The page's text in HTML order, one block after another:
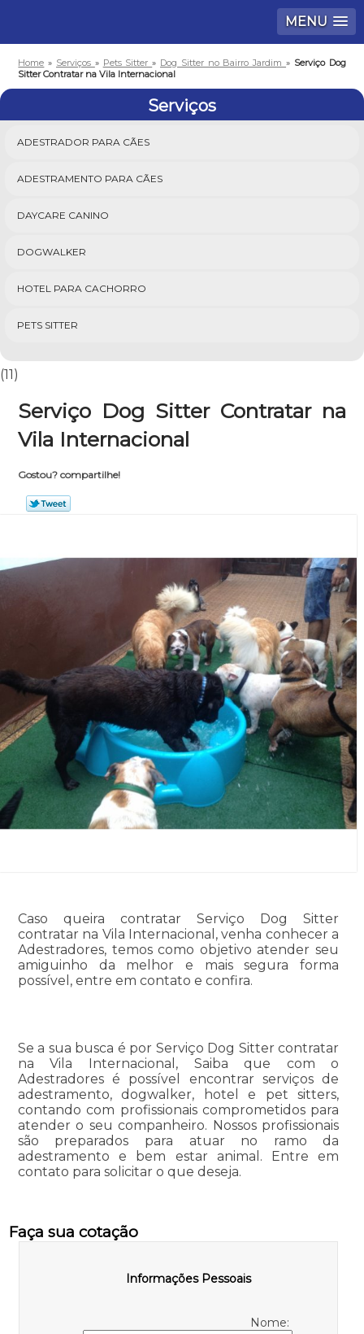
MENU
Home » Serviços » Pets Sitter» Dog Sitter no Bairro Jardim» Serviço Dog
Sitter Contratar na Vila Internacional
Serviços
ADESTRADOR PARA CÃES
ADESTRAMENTO PARA CÃES
DAYCARE CANINO
DOGWALKER
HOTEL PARA CACHORRO
PETS SITTER
(11)
Serviço Dog Sitter Contratar na
Vila Internacional
Gostou? compartilhe!
Caso queira contratar Serviço Dog Sitter
contratar na Vila Internacional, venha conhecer a
Adestradores, temos como objetivo atender seu
amiguinho da melhor e mais segura forma
possível, entre em contato e confira.
Se a sua busca é por Serviço Dog Sitter contratar
na Vila Internacional, Saiba que com o
Adestradores é possível encontrar serviços de
adestramento, dogwalker, hotel e pet sitters,
contando com profissionais comprometidos para
atender o seu companheiro. Nossos profissionais
são preparados para atuar no ramo da
adestramento e bem estar animal. Entre em
contato para solicitar o que deseja.
Faça sua cotação
Informações Pessoais
Nome: